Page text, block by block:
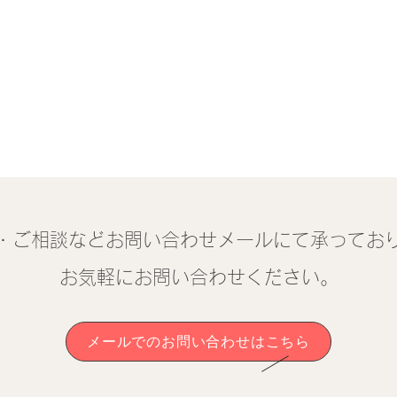
ご相談などお問い合わせメールにて承ってお
​お気軽にお問い合わせください。
メールでのお問い合わせはこちら